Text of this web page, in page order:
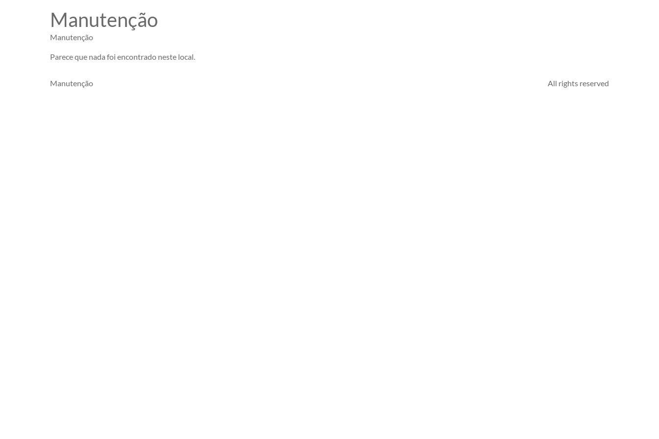
Manutenção
Manutenção
Parece que nada foi encontrado neste local.
Manutenção All rights reserved